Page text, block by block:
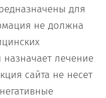
для
не должна
лечение
сайта не несет